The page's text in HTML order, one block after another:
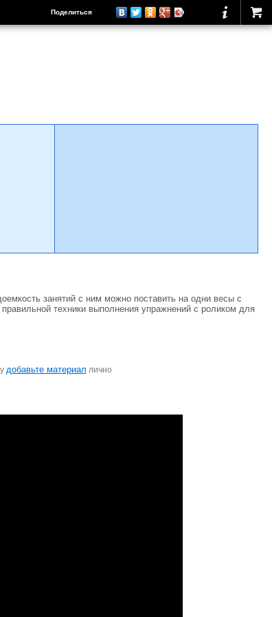
Поделиться
занятий с ним можно поставить на одни весы с
техники выполнения упражнений с роликом для
добавьте материал лично